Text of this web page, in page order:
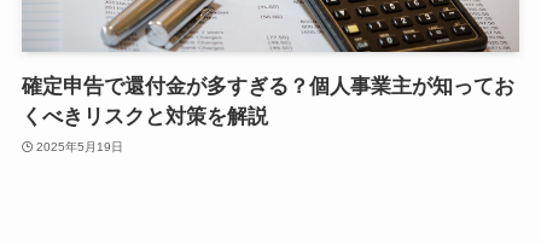
確定申告で還付金が多すぎる？個人事業主が知ってお
くべきリスクと対策を解説
2025年5月19日